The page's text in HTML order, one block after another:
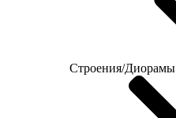
Строения/Диорамы